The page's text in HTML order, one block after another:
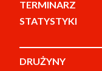
TERMINARZ
STATYSTYKI
DRUŻYNY